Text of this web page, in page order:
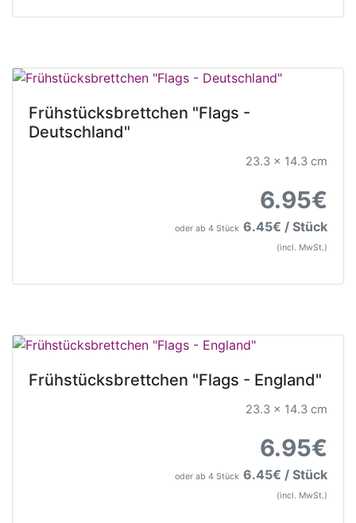
Frühstücksbrettchen "Flags -
Deutschland"
23.3 x 14.3 cm
6.95€
oder ab 4 Stück 6.45€ / Stück
(incl. MwSt.)
Frühstücksbrettchen "Flags - England"
23.3 x 14.3 cm
6.95€
oder ab 4 Stück 6.45€ / Stück
(incl. MwSt.)